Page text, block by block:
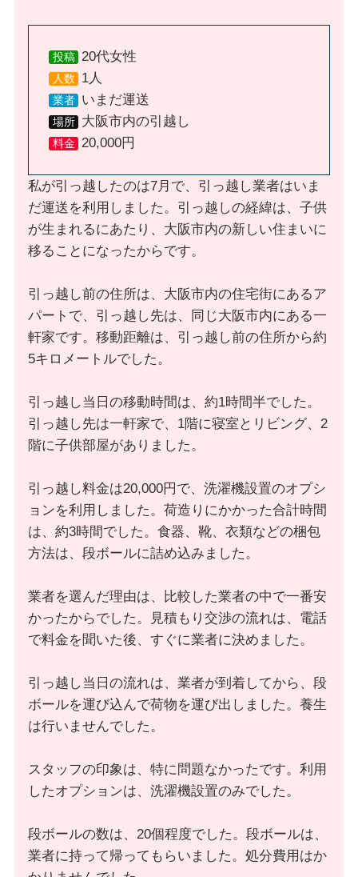
投稿 20代女性
人数 1人
業者 いまだ運送
場所 大阪市内の引越し
料金 20,000円
私が引っ越したのは7月で、引っ越し業者はいま
だ運送を利用しました。引っ越しの経緯は、子供
が生まれるにあたり、大阪市内の新しい住まいに
移ることになったからです。
引っ越し前の住所は、大阪市内の住宅街にあるア
パートで、引っ越し先は、同じ大阪市内にある一
軒家です。移動距離は、引っ越し前の住所から約
5キロメートルでした。
引っ越し当日の移動時間は、約1時間半でした。
引っ越し先は一軒家で、1階に寝室とリビング、2
階に子供部屋がありました。
引っ越し料金は20,000円で、洗濯機設置のオプシ
ョンを利用しました。荷造りにかかった合計時間
は、約3時間でした。食器、靴、衣類などの梱包
方法は、段ボールに詰め込みました。
業者を選んだ理由は、比較した業者の中で一番安
かったからでした。見積もり交渉の流れは、電話
で料金を聞いた後、すぐに業者に決めました。
引っ越し当日の流れは、業者が到着してから、段
ボールを運び込んで荷物を運び出しました。養生
は行いませんでした。
スタッフの印象は、特に問題なかったです。利用
したオプションは、洗濯機設置のみでした。
段ボールの数は、20個程度でした。段ボールは、
業者に持って帰ってもらいました。処分費用はか